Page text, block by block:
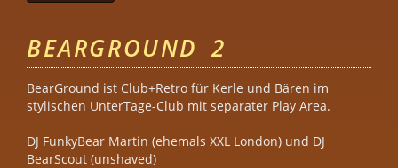
BEARGROUND 2
BearGround ist Club+Retro für Kerle und Bären im
stylischen UnterTage-Club mit separater Play Area.
DJ FunkyBear Martin (ehemals XXL London) und DJ
BearScout (unshaved)